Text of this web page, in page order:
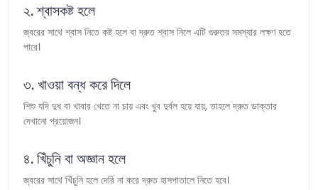
২. শ্বাসকষ্ট হলে
জ্বরের সাথে শ্বাস নিতে কষ্ট হলে বা দ্রুত শ্বাস নিলে এটি গুরুতর সমস্যার লক্ষণ হতে
পারে।
৩. খাওয়া বন্ধ করে দিলে
শিশু যদি দুধ বা খাবার খেতে না চায় এবং খুব দুর্বল হয়ে যায়, তাহলে দ্রুত ডাক্তার
দেখানো প্রয়োজন।
৪. খিঁচুনি বা অজ্ঞান হলে
জ্বরের সাথে খিঁচুনি হলে দেরি না করে দ্রুত হাসপাতালে নিতে হবে।